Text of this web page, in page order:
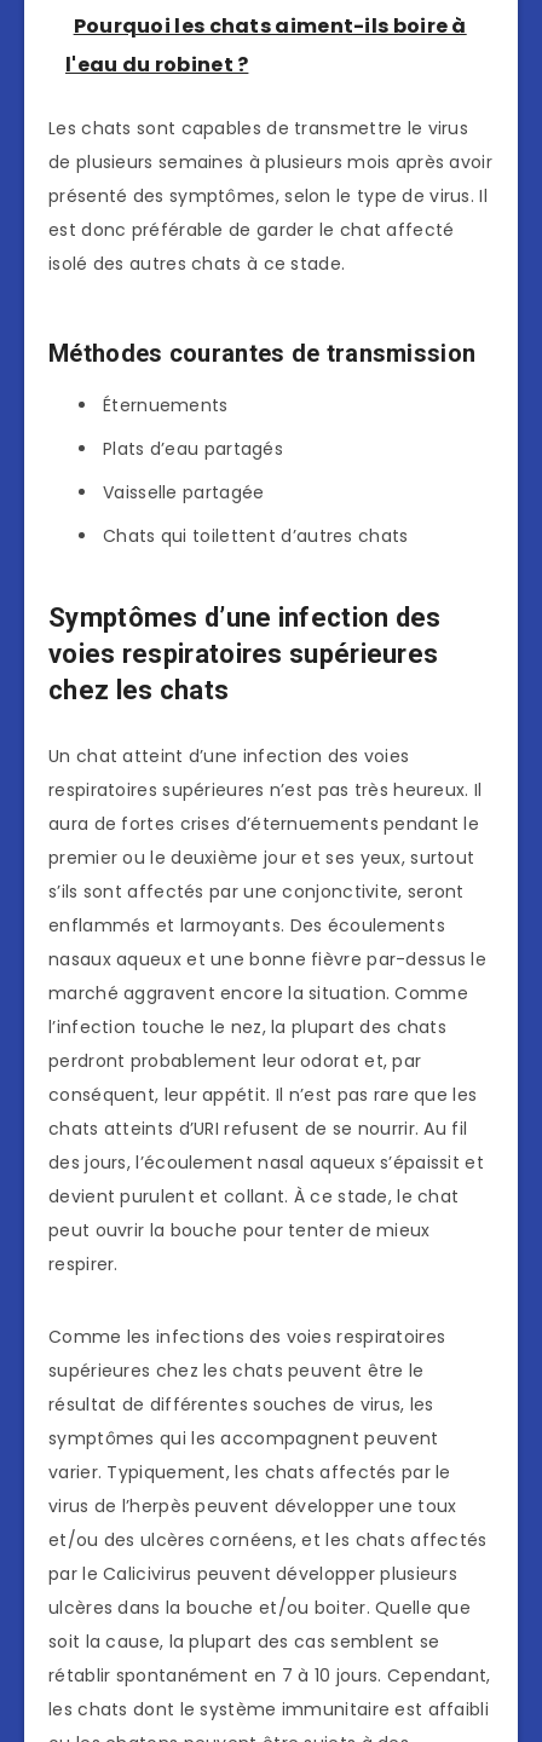
Pourquoi les chats aiment-ils boire à
l'eau du robinet ?
Les chats sont capables de transmettre le virus
de plusieurs semaines à plusieurs mois après avoir
présenté des symptômes, selon le type de virus. Il
est donc préférable de garder le chat affecté
isolé des autres chats à ce stade.
Méthodes courantes de transmission
Éternuements
Plats d’eau partagés
Vaisselle partagée
Chats qui toilettent d’autres chats
Symptômes d’une infection des
voies respiratoires supérieures
chez les chats
Un chat atteint d’une infection des voies
respiratoires supérieures n’est pas très heureux. Il
aura de fortes crises d’éternuements pendant le
premier ou le deuxième jour et ses yeux, surtout
s’ils sont affectés par une conjonctivite, seront
enflammés et larmoyants. Des écoulements
nasaux aqueux et une bonne fièvre par-dessus le
marché aggravent encore la situation. Comme
l’infection touche le nez, la plupart des chats
perdront probablement leur odorat et, par
conséquent, leur appétit. Il n’est pas rare que les
chats atteints d’URI refusent de se nourrir. Au fil
des jours, l’écoulement nasal aqueux s’épaissit et
devient purulent et collant. À ce stade, le chat
peut ouvrir la bouche pour tenter de mieux
respirer.
Comme les infections des voies respiratoires
supérieures chez les chats peuvent être le
résultat de différentes souches de virus, les
symptômes qui les accompagnent peuvent
varier. Typiquement, les chats affectés par le
virus de l’herpès peuvent développer une toux
et/ou des ulcères cornéens, et les chats affectés
par le Calicivirus peuvent développer plusieurs
ulcères dans la bouche et/ou boiter. Quelle que
soit la cause, la plupart des cas semblent se
rétablir spontanément en 7 à 10 jours. Cependant,
les chats dont le système immunitaire est affaibli